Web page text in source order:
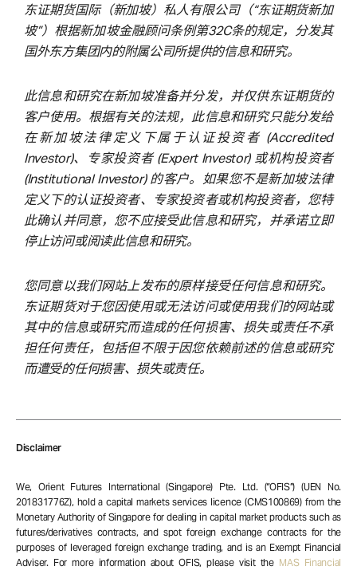
东证期货国际（新加坡）私人有限公司（“东证期货新加
坡”）根据新加坡金融顾问条例第32C条的规定，分发其
国外东方集团内的附属公司所提供的信息和研究。
此信息和研究在新加坡准备并分发，并仅供东证期货的
客户使用。根据有关的法规，此信息和研究只能分发给
在新加坡法律定义下属于认证投资者 (Accredited
Investor)、专家投资者 (Expert Investor) 或机构投资者
(Institutional Investor) 的客户。如果您不是新加坡法律
定义下的认证投资者、专家投资者或机构投资者，您特
此确认并同意，您不应接受此信息和研究，并承诺立即
停止访问或阅读此信息和研究。
您同意以我们网站上发布的原样接受任何信息和研究。
东证期货对于您因使用或无法访问或使用我们的网站或
其中的信息或研究而造成的任何损害、损失或责任不承
担任何责任，包括但不限于因您依赖前述的信息或研究
而遭受的任何损害、损失或责任。
Disclaimer
We, Orient Futures International (Singapore) Pte. Ltd. (“OFIS”) (UEN No.
201831776Z), hold a capital markets services licence (CMS100869) from the
Monetary Authority of Singapore for dealing in capital market products such as
futures/derivatives contracts, and spot foreign exchange contracts for the
purposes of leveraged foreign exchange trading, and is an Exempt Financial
Adviser. For more information about OFIS, please visit the MAS Financial